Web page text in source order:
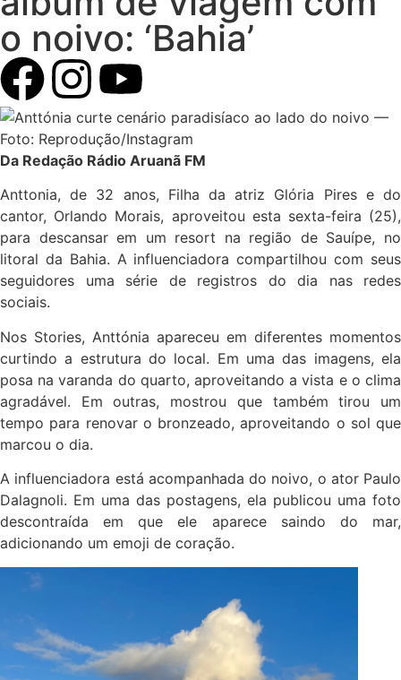
o noivo: ‘Bahia’
Da Redação Rádio Aruanã FM
Anttonia, de 32 anos, Filha da atriz Glória Pires e do
cantor, Orlando Morais, aproveitou esta sexta-feira (25),
para descansar em um resort na região de Sauípe, no
litoral da Bahia. A influenciadora compartilhou com seus
seguidores uma série de registros do dia nas redes
sociais.
Nos Stories, Anttónia apareceu em diferentes momentos
curtindo a estrutura do local. Em uma das imagens, ela
posa na varanda do quarto, aproveitando a vista e o clima
agradável. Em outras, mostrou que também tirou um
tempo para renovar o bronzeado, aproveitando o sol que
marcou o dia.
A influenciadora está acompanhada do noivo, o ator Paulo
Dalagnoli. Em uma das postagens, ela publicou uma foto
descontraída em que ele aparece saindo do mar,
adicionando um emoji de coração.